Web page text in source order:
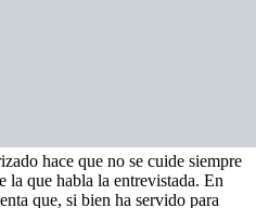
hace que no se cuide siempre
la que habla la entrevistada. En
que, si bien ha servido para